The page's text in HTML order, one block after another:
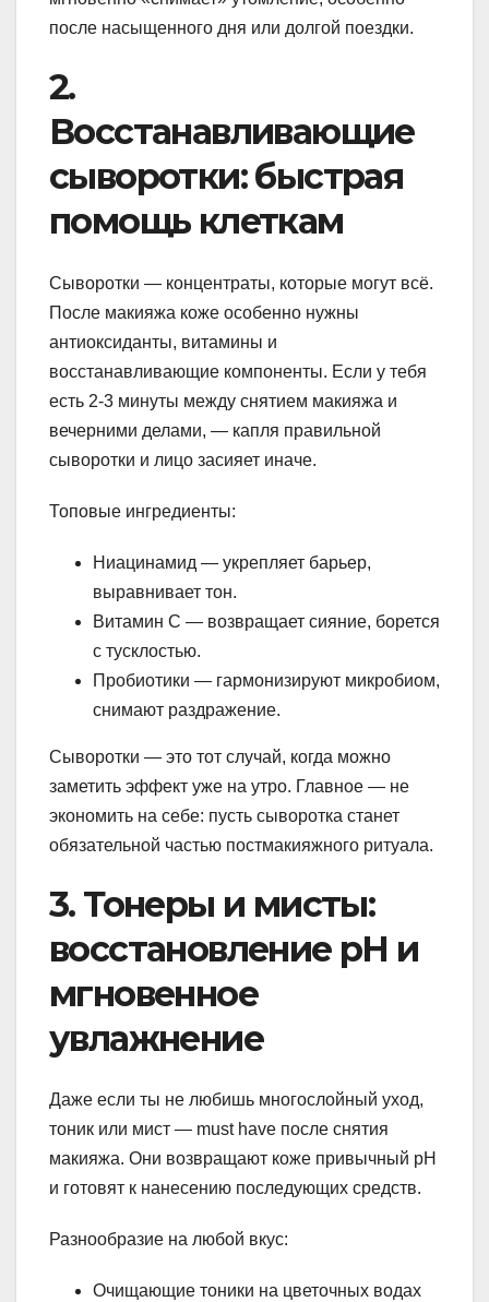
после насыщенного дня или долгой поездки.
2.
Восстанавливающие
сыворотки: быстрая
помощь клеткам
Сыворотки — концентраты, которые могут всё.
После макияжа коже особенно нужны
антиоксиданты, витамины и
восстанавливающие компоненты. Если у тебя
есть 2-3 минуты между снятием макияжа и
вечерними делами, — капля правильной
сыворотки и лицо засияет иначе.
Топовые ингредиенты:
Ниацинамид — укрепляет барьер,
выравнивает тон.
Витамин С — возвращает сияние, борется
с тусклостью.
Пробиотики — гармонизируют микробиом,
снимают раздражение.
Сыворотки — это тот случай, когда можно
заметить эффект уже на утро. Главное — не
экономить на себе: пусть сыворотка станет
обязательной частью постмакияжного ритуала.
3. Тонеры и мисты:
восстановление pH и
мгновенное
увлажнение
Даже если ты не любишь многослойный уход,
тоник или мист — must have после снятия
макияжа. Они возвращают коже привычный pH
и готовят к нанесению последующих средств.
Разнообразие на любой вкус:
Очищающие тоники на цветочных водах